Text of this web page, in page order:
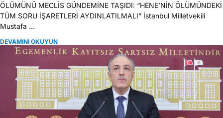
ÖLÜMÜNÜ MECLİS GÜNDEMİNE TAŞIDI: “HENE’NİN ÖLÜMÜNDEKİ
TÜM SORU İŞARETLERİ AYDINLATILMALI” İstanbul Milletvekili
Mustafa ...
DEVAMINI OKUYUN